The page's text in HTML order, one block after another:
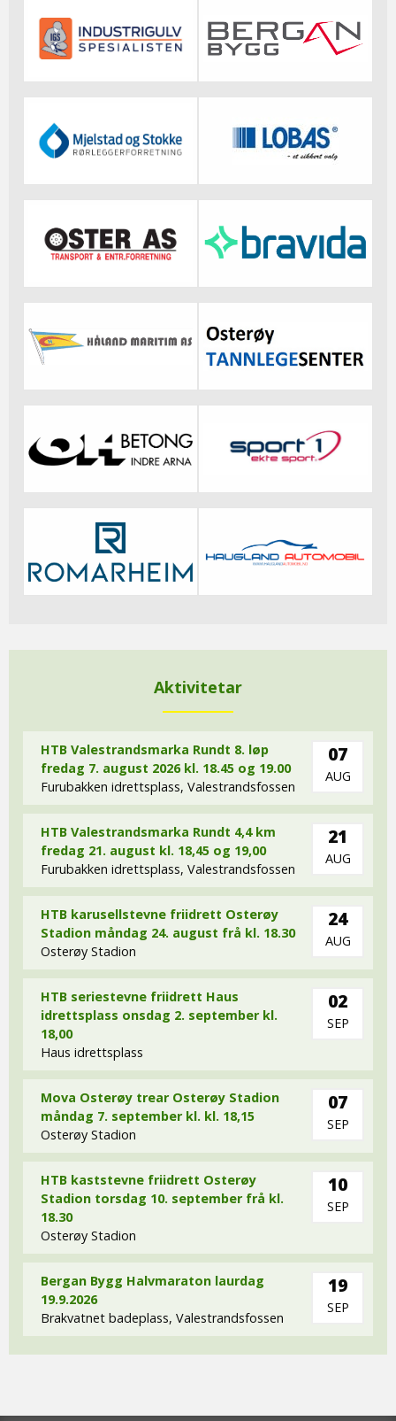
Aktivitetar
HTB Valestrandsmarka Rundt 8. løp
fredag 7. august 2026 kl. 18.45 og 19.00
Furubakken idrettsplass, Valestrandsfossen
07
AUG
HTB Valestrandsmarka Rundt 4,4 km
fredag 21. august kl. 18,45 og 19,00
Furubakken idrettsplass, Valestrandsfossen
21
AUG
HTB karusellstevne friidrett Osterøy
Stadion måndag 24. august frå kl. 18.30
Osterøy Stadion
24
AUG
HTB seriestevne friidrett Haus
idrettsplass onsdag 2. september kl.
18,00
Haus idrettsplass
02
SEP
Mova Osterøy trear Osterøy Stadion
måndag 7. september kl. kl. 18,15
Osterøy Stadion
07
SEP
HTB kaststevne friidrett Osterøy
Stadion torsdag 10. september frå kl.
18.30
Osterøy Stadion
10
SEP
Bergan Bygg Halvmaraton laurdag
19.9.2026
Brakvatnet badeplass, Valestrandsfossen
19
SEP